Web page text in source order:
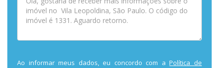
Ao informar meus dados, eu concordo com aPolítica de